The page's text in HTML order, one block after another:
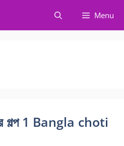
Menu
গল্প 1 Bangla choti